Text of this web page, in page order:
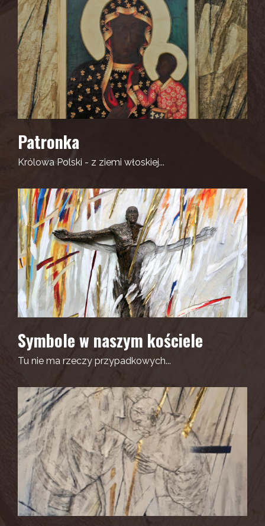
Patronka
Królowa Polski - z ziemi włoskiej...
Symbole w naszym kościele
Tu nie ma rzeczy przypadkowych...